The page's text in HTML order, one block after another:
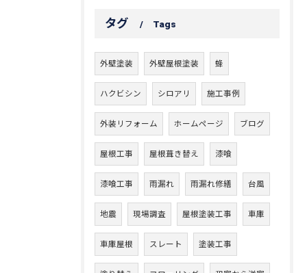
タグ Tags
外壁塗装 外壁屋根塗装 蜂
ハクビシン シロアリ 施工事例
外装リフォーム ホームページ ブログ
屋根工事 屋根葺き替え 漆喰
漆喰工事 雨漏れ 雨漏れ修繕 台風
地震 現場調査 屋根塗装工事 車庫
車庫屋根 スレート 塗装工事